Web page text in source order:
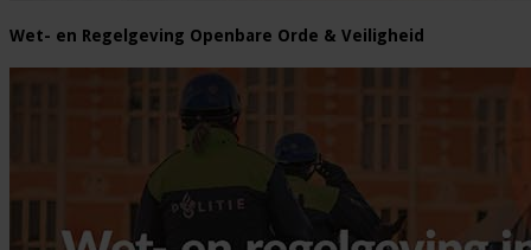
Wet- en Regelgeving Openbare Orde & Veiligheid